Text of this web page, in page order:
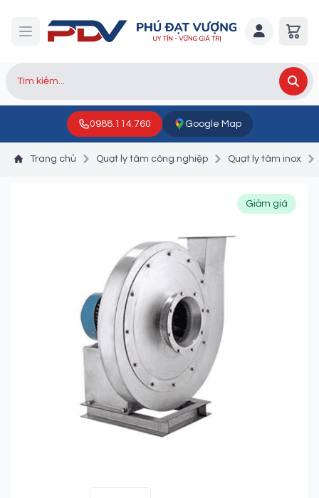
0988.114.760 Google Map
Trang chủ Quạt ly tâm công nghiệp Quạt ly tâm inox
Giảm giá